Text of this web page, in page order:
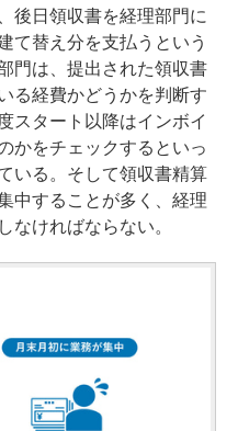
後日領収書を経理部門に
て替え分を支払うという
門は、提出された領収書
る経費かどうかを判断す
スタート以降はインボイ
かをチェックするといっ
いる。そして領収書精算
中することが多く、経理
なければならない。